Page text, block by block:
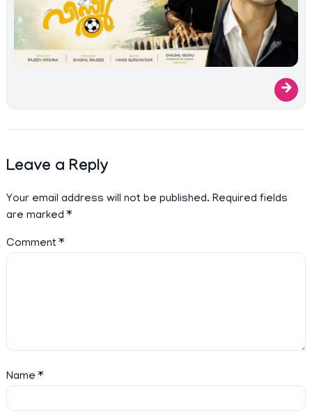
→
Leave a Reply
Your email address will not be published. Required fields
are marked*
Comment*
Name*